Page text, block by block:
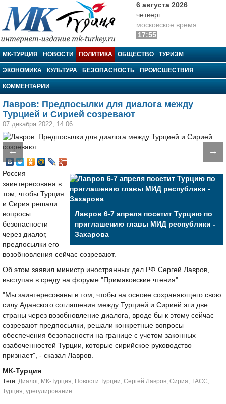
МК-Турция
6 августа 2026
четверг
московское время
17:55
МК-ТУРЦИЯ НОВОСТИ ПОЛИТИКА ОБЩЕСТВО ТУРИЗМ
ЭКОНОМИКА КУЛЬТУРА БЕЗОПАСНОСТЬ ПРОИСШЕСТВИЯ
КОММЕНТАРИИ
Лавров: Предпосылки для диалога между
Турцией и Сирией созревают
07 декабря 2022, 14:06
← →
Лавров 6-7 апреля посетит Турцию по
приглашению главы МИД республики -
Захарова
Россия
заинтересована в
том, чтобы Турция
и Сирия решали
вопросы
безопасности
через диалог,
предпосылки его
возобновления сейчас созревают.
Об этом заявил министр иностранных дел РФ Сергей Лавров,
выступая в среду на форуме "Примаковские чтения".
"Мы заинтересованы в том, чтобы на основе сохраняющего свою
силу Аданского соглашения между Турцией и Сирией эти две
страны через возобновление диалога, вроде бы к этому сейчас
созревают предпосылки, решали конкретные вопросы
обеспечения безопасности на границе с учетом законных
озабоченностей Турции, которые сирийское руководство
признает", - сказал Лавров.
МК-Турция
Tеги: Диалог, МК-Турция, Новости Турции, Сергей Лавров, Сирия, ТАСС,
Турция, урегулирование